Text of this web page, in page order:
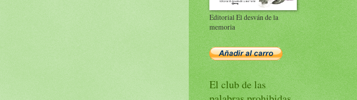
Editorial El desván de la
memoria
El club de las